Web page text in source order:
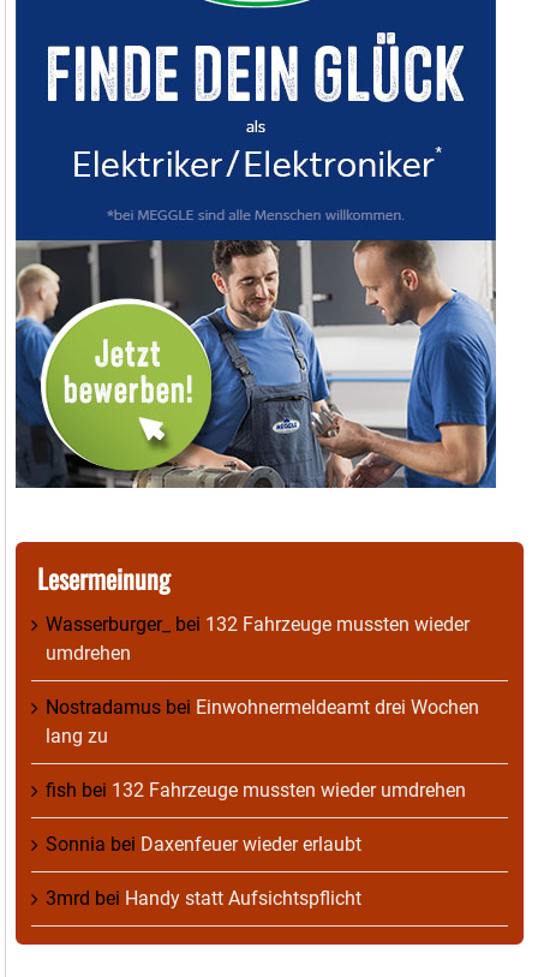
Lesermeinung
Wasserburger_ bei 132 Fahrzeuge mussten wieder
umdrehen
Nostradamus bei Einwohnermeldeamt drei Wochen
lang zu
fish bei 132 Fahrzeuge mussten wieder umdrehen
Sonnia bei Daxenfeuer wieder erlaubt
3mrd bei Handy statt Aufsichtspflicht